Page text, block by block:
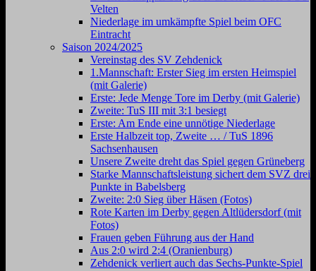
Velten
Niederlage im umkämpfte Spiel beim OFC
Eintracht
Saison 2024/2025
Vereinstag des SV Zehdenick
1.Mannschaft: Erster Sieg im ersten Heimspiel
(mit Galerie)
Erste: Jede Menge Tore im Derby (mit Galerie)
Zweite: TuS III mit 3:1 besiegt
Erste: Am Ende eine unnötige Niederlage
Erste Halbzeit top, Zweite … / TuS 1896
Sachsenhausen
Unsere Zweite dreht das Spiel gegen Grüneberg
Starke Mannschaftsleistung sichert dem SVZ drei
Punkte in Babelsberg
Zweite: 2:0 Sieg über Häsen (Fotos)
Rote Karten im Derby gegen Altlüdersdorf (mit
Fotos)
Frauen geben Führung aus der Hand
Aus 2:0 wird 2:4 (Oranienburg)
Zehdenick verliert auch das Sechs-Punkte-Spiel